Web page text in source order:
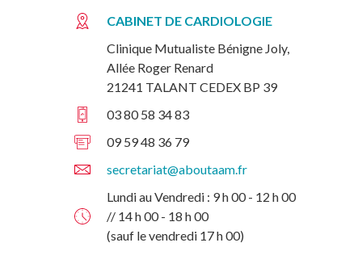
CABINET DE CARDIOLOGIE
Clinique Mutualiste Bénigne Joly,
Allée Roger Renard
21241 TALANT CEDEX BP 39
03 80 58 34 83
09 59 48 36 79
secretariat@aboutaam.fr
Lundi au Vendredi : 9 h 00 - 12 h 00
// 14 h 00 - 18 h 00
(sauf le vendredi 17 h 00)